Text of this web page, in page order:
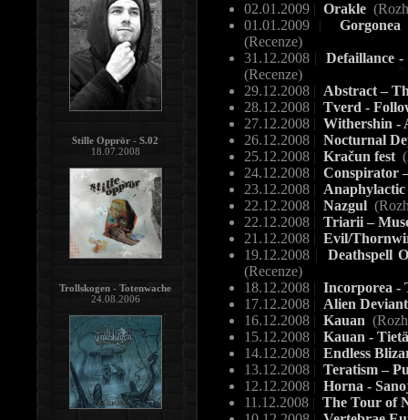
02.01.2009 | Orakle
01.01.2009 |
(Recenze)
31.12.2008 |
Defaillance
(Recenze)
29.12.2008 | Abstract –
28.12.2008 | Tverd -
27.12.2008 | Withershin -
26.12.2008 | Nocturnal
25.12.2008 | Kračun fest
24.12.2008 | Conspirator
23.12.2008 |
22.12.2008 | Nazgul
22.12.2008 | Triarii –
21.12.2008 | Evil/
19.12.2008 |
Deathspell
(Recenze)
18.12.2008 | Incorporea -
17.12.2008 | Alien
16.12.2008 | Kauan
15.12.2008 | Kauan -
14.12.2008 | Endless
13.12.2008 | Teratism –
12.12.2008 | Horna -
11.12.2008 | The Tour of
Stille Opprör - S.02
18.07.2008
Trollskogen - Totenwache
24.08.2006